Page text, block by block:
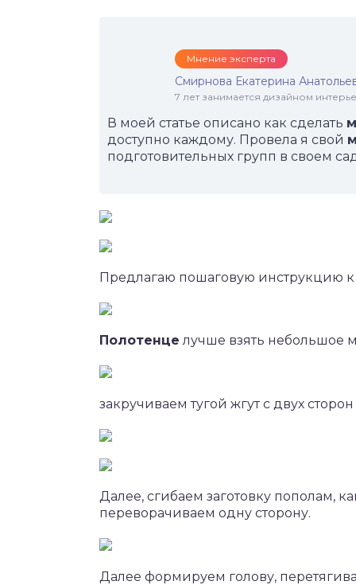
Мнение эксперта
Смирнова Екатерина
7 лет занимается дизайном
В моей статье описано как сделать
доступно каждому. Провела я свой
подготовительных групп в своем
Предлагаю пошаговую инструкцию
Полотенце лучше взять небольшое
закручиваем тугой жгут с двух
Далее, сгибаем заготовку пополам,
переворачиваем одну сторону.
Далее формируем голову,